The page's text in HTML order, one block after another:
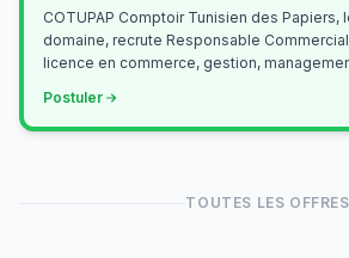
COTUPAP Comptoir Tunisien des Papiers,
domaine, recrute Responsable Commercial Titulaire d’une
licence en commerce, gestion, management
Postuler
TOUTES LES OFFRES